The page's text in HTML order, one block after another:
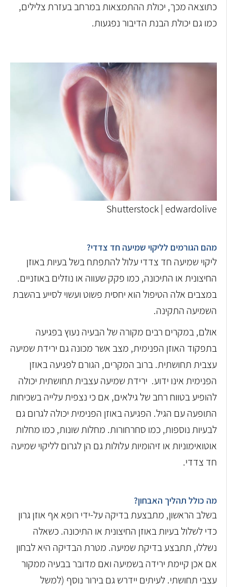
כתוצאה מכך, יכולת ההתמצאות במרחב בעזרת צלילים,
כמו גם יכולת הבנת הדיבור נפגעות.
Shutterstock | edwardolive
מהם הגורמים לליקוי שמיעה חד צדדי?
ליקוי שמיעה חד צדדי עלול להתפתח בשל בעיות באוזן
החיצונית או התיכונה, כמו פקק שעווה או נוזלים באוזניים.
במצבים אלה הטיפול הוא יחסית פשוט ועשוי לסייע בהשבת
השמיעה התקינה.
אולם, במקרים רבים מקורה של הבעיה נעוץ בפגיעה
בתפקוד האוזן הפנימית, מצב אשר מכונה גם ירידת שמיעה
עצבית תחושתית. ברוב המקרים, הגורם לפגיעה באוזן
הפנימית אינו ידוע. ירידת שמיעה עצבית תחושתית יכולה
להופיע בטווח רחב של גילאים, אם כי נצפית עלייה בשכיחות
התופעה עם הגיל. הפגיעה באוזן הפנימית יכולה לגרום גם
לבעיות נוספות, כמו סחרחורות. מחלות שונות, כמו מחלות
אוטואימוניות או זיהומיות עלולות גם הן לגרום לליקוי שמיעה
חד צדדי.
מה כולל תהליך האבחון?
בשלב הראשון, מתבצעת בדיקה על-ידי רופא אף אוזן גרון
כדי לשלול בעיות באוזן החיצונית או התיכונה. כשאלה
נשללו, תתבצע בדיקת שמיעה. מטרת הבדיקה היא לבחון
אם אכן קיימת ירידה בשמיעה ואם מדובר בבעיה ממקור
עצבי תחושתי. לעיתים יידרש גם בירור נוסף (למשל